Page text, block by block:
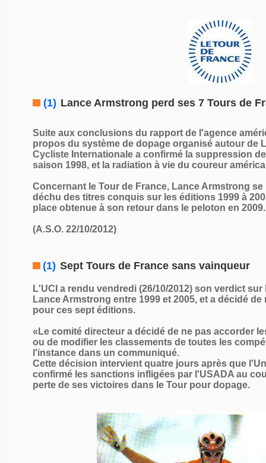
(1) Lance Armstrong perd ses 7 Tours de
Suite aux conclusions du rapport de l'agence
propos du système de dopage organisé autour de
Cycliste Internationale a confirmé la suppression de
saison 1998, et la radiation à vie du coureur
Concernant le Tour de France, Lance Armstrong
déchu des titres conquis sur les éditions 1999 à
place obtenue à son retour dans le peloton en 2009.
(A.S.O. 22/10/2012)
(1) Sept Tours de France sans vainqueur
L'UCI a rendu vendredi (26/10/2012) son verdict
Lance Armstrong entre 1999 et 2005, et a décidé
pour ces sept éditions.
«Le comité directeur a décidé de ne pas accorder
ou de modifier les classements de toutes les
l'instance dans un communiqué.
Cette décision intervient quatre jours après que
confirmé les sanctions infligées par l'USADA au
perte de ses victoires dans le Tour pour dopage.